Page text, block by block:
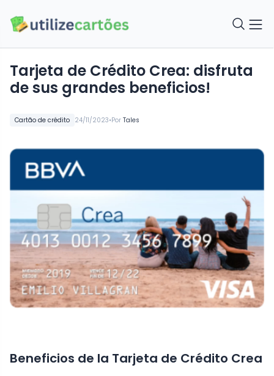
Cartão de crédito 24/11/2023•Por Tales
Tarjeta de Crédito Crea: disfruta
de sus grandes beneficios!
Beneficios de la Tarjeta de Crédito Crea